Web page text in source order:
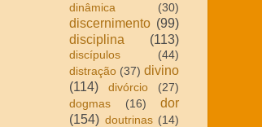
dinâmica
(30)
discernimento (99)
disciplina
(113)
discípulos
(44)
distração (37) divino
(114)
divórcio
(27)
dogmas
(16)
dor
(154) doutrinas (14)